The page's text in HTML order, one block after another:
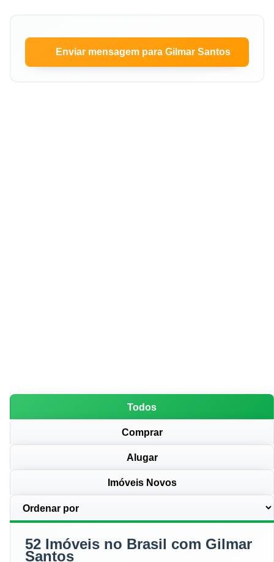
Enviar mensagem para Gilmar Santos
Todos
Comprar
Alugar
Imóveis Novos
52 Imóveis no Brasil com Gilmar
Santos